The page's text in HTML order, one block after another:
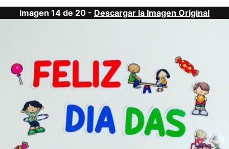
Imagen 14 de 20 - Descargar la Imagen Original